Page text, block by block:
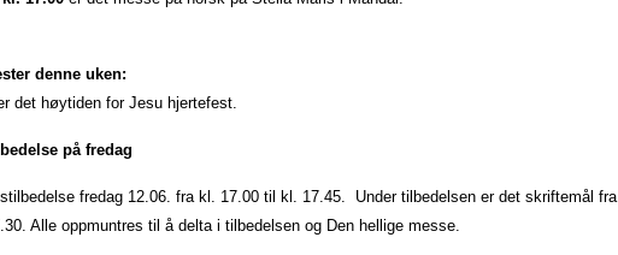
denne uken:
det høytiden for Jesu hjertefest.
på fredag
fredag 12.06. fra kl. 17.00 til kl. 17.45. Under tilbedelsen er det skriftemål fra
Alle oppmuntres til å delta i tilbedelsen og Den hellige messe.